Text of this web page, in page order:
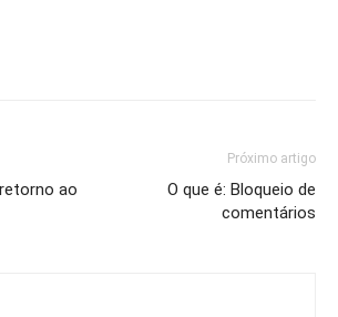
ao
Próximo artigo
O que é: Bloqueio de
comentários